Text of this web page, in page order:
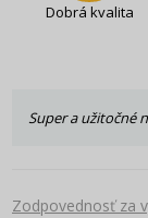
Dobrá kvalita
Super a užitočné
Zodpovednosť za